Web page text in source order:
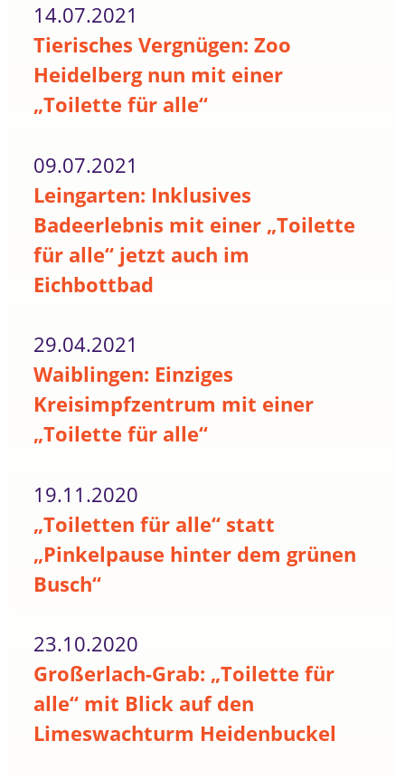
14.07.2021
Tierisches Vergnügen: Zoo
Heidelberg nun mit einer
„Toilette für alle“
09.07.2021
Leingarten: Inklusives
Badeerlebnis mit einer „Toilette
für alle“ jetzt auch im
Eichbottbad
29.04.2021
Waiblingen: Einziges
Kreisimpfzentrum mit einer
„Toilette für alle“
19.11.2020
„Toiletten für alle“ statt
„Pinkelpause hinter dem grünen
Busch“
23.10.2020
Großerlach-Grab: „Toilette für
alle“ mit Blick auf den
Limeswachturm Heidenbuckel